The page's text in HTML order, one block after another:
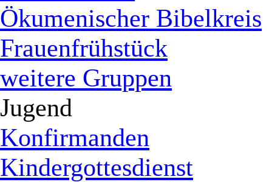
Ökumenischer Bibelkreis
Frauenfrühstück
weitere Gruppen
Jugend
Konfirmanden
Kindergottesdienst